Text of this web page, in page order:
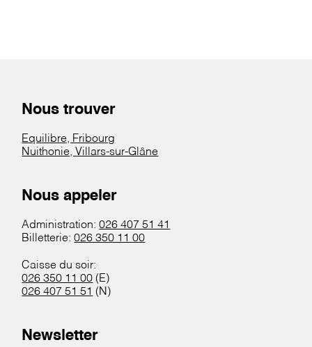
Nous trouver
Equilibre, Fribourg
Nuithonie, Villars-sur-Glâne
Nous appeler
Administration:026 407 51 41
Billetterie:026 350 11 00
Caisse du soir:
026 350 11 00 (E)
026 407 51 51 (N)
Newsletter